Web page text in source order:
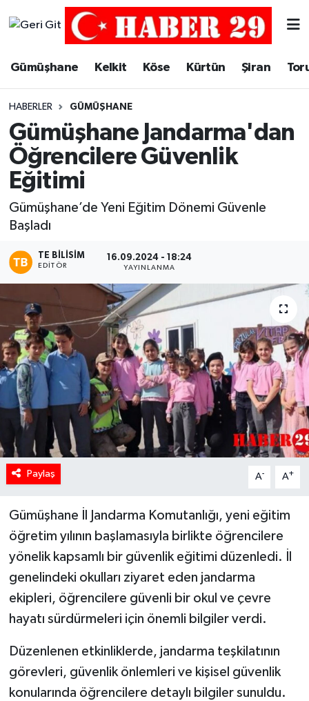
Gümüşhane Kelkit Köse Kürtün Şiran
HABERLER GÜMÜŞHANE
Gümüşhane Jandarma'dan
Öğrencilere Güvenlik
Eğitimi
Gümüşhane’de Yeni Eğitim Dönemi Güvenle
Başladı
TE BILISIM
EDITÖR
16.09.2024 - 18:24
YAYINLANMA
Paylaş A- A+
Gümüşhane İl Jandarma Komutanlığı, yeni eğitim
öğretim yılının başlamasıyla birlikte öğrencilere
yönelik kapsamlı bir güvenlik eğitimi düzenledi. İl
genelindeki okulları ziyaret eden jandarma
ekipleri, öğrencilere güvenli bir okul ve çevre
hayatı sürdürmeleri için önemli bilgiler verdi.
Düzenlenen etkinliklerde, jandarma teşkilatının
görevleri, güvenlik önlemleri ve kişisel güvenlik
konularında öğrencilere detaylı bilgiler sunuldu.
Merkez Trafik Yoğunluk Haritası
Süper Lig Puan Durumu ve Fikstür
Tüm Manşetler
Haber Arşivi